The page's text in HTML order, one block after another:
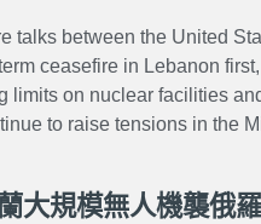
talks between the United
ceasefire in Lebanon
limits on nuclear facilities
to raise tensions in the
大規模無人機襲俄